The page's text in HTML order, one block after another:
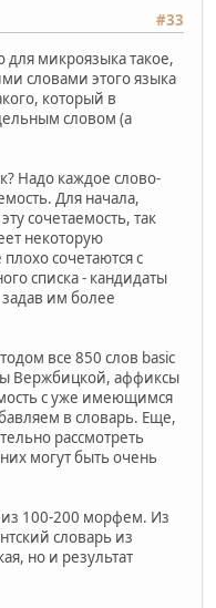
#33
для микроязыка такое,
словами этого языка
который в
словом (а
Надо каждое слово-
Для начала,
сочетаемость, так
некоторую
сочетаются с
списка - кандидаты
им более
все 850 слов basic
Вержбицкой, аффиксы
с уже имеющимся
в словарь. Еще,
рассмотреть
могут быть очень
из 100-200 морфем. Из
словарь из
но и результат